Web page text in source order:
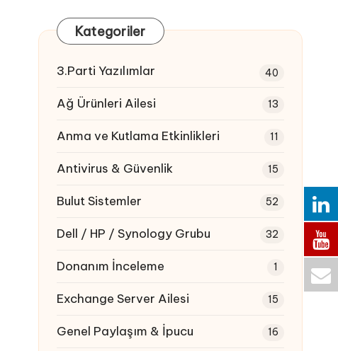
Kategoriler
3.Parti Yazılımlar 40
Ağ Ürünleri Ailesi 13
Anma ve Kutlama Etkinlikleri 11
Antivirus & Güvenlik 15
Bulut Sistemler 52
Dell / HP / Synology Grubu 32
Donanım İnceleme 1
Exchange Server Ailesi 15
Genel Paylaşım & İpucu 16